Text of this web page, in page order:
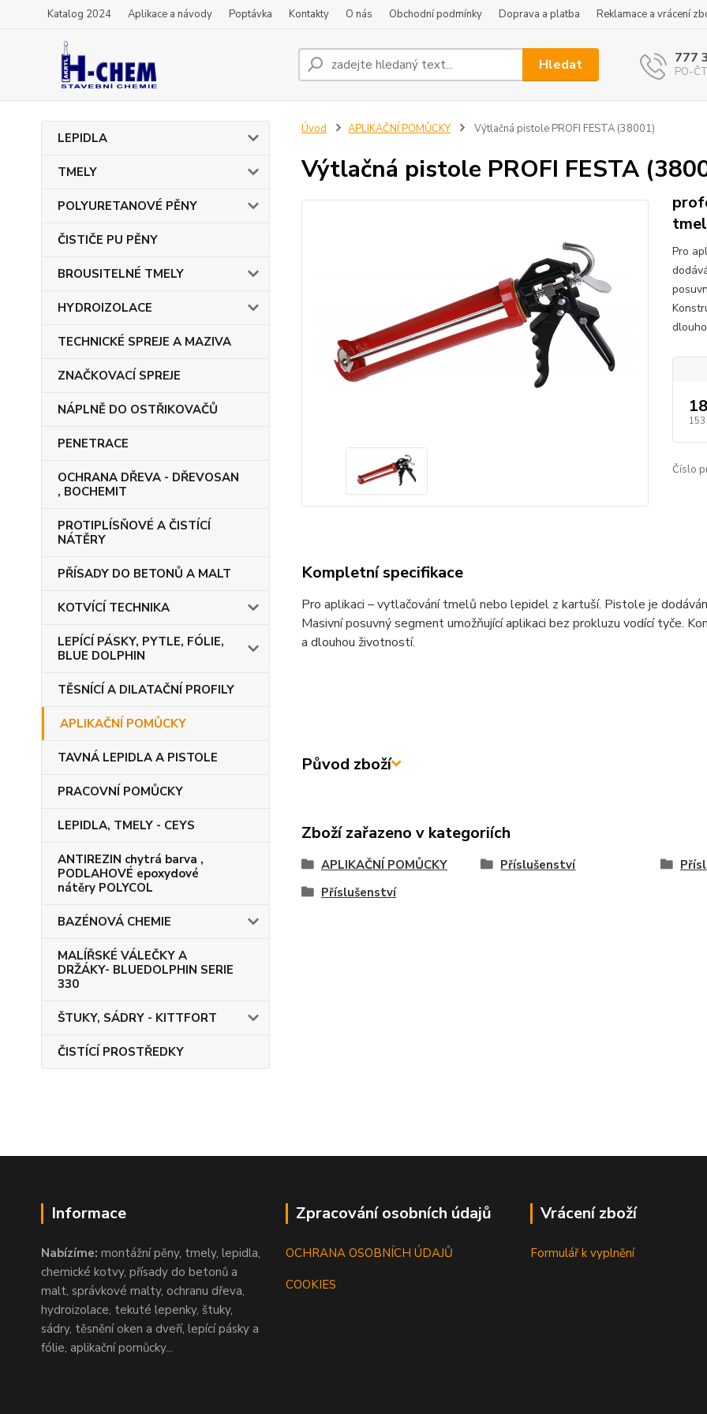
Katalog 2024 Aplikace a návody Poptávka Kontakty O nás Obchodní podmínky Doprava a platba Reklamace a vrácení
Hledat 777
PO-
LEPIDLA
TMELY
POLYURETANOVÉ PĚNY
ČISTIČE PU PĚNY
BROUSITELNÉ TMELY
HYDROIZOLACE
TECHNICKÉ SPREJE A MAZIVA
ZNAČKOVACÍ SPREJE
NÁPLNĚ DO OSTŘIKOVAČŮ
PENETRACE
OCHRANA DŘEVA - DŘEVOSAN
, BOCHEMIT
PROTIPLÍSŇOVÉ A ČISTÍCÍ
NÁTĚRY
PŘÍSADY DO BETONŮ A MALT
KOTVÍCÍ TECHNIKA
LEPÍCÍ PÁSKY, PYTLE, FÓLIE,
BLUE DOLPHIN
TĚSNÍCÍ A DILATAČNÍ PROFILY
APLIKAČNÍ POMŮCKY
TAVNÁ LEPIDLA A PISTOLE
PRACOVNÍ POMŮCKY
LEPIDLA, TMELY - CEYS
ANTIREZIN chytrá barva ,
PODLAHOVÉ epoxydové
nátěry POLYCOL
BAZÉNOVÁ CHEMIE
MALÍŘSKÉ VÁLEČKY A
DRŽÁKY- BLUEDOLPHIN SERIE
330
ŠTUKY, SÁDRY - KITTFORT
ČISTÍCÍ PROSTŘEDKY
Úvod APLIKAČNÍ POMŮCKY Výtlačná pistole PROFI FESTA (38001)
Výtlačná pistole PROFI FESTA
Pro
153
Číslo
Kompletní specifikace
Pro aplikaci – vytlačování tmelů nebo lepidel z kartuší. Pistole je
Masivní posuvný segment umožňující aplikaci bez prokluzu vodící tyče.
a dlouhou životností.
Původ zboží
Zboží zařazeno v kategoriích
APLIKAČNÍ POMŮCKY Příslušenství
Příslušenství
Informace
Nabízíme: montážní pěny, tmely, lepidla,
chemické kotvy, přísady do betonů a
malt, správkové malty, ochranu dřeva,
hydroizolace, tekuté lepenky, štuky,
sádry, těsnění oken a dveří, lepící pásky a
fólie, aplikační pomůcky...
Zpracování osobních údajů
OCHRANA OSOBNÍCH ÚDAJŮ
COOKIES
Vrácení zboží
Formulář k vyplnění